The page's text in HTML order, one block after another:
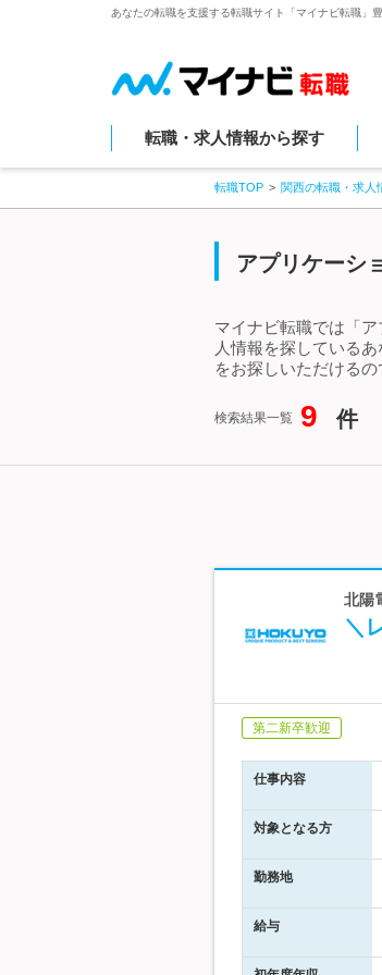
あなたの転職を支援する転職サイト「マイナビ転職」
転職・求人情報から探す
転職TOP 関西の転職・求人
アプリケーシ
マイナビ転職では「
人情報を探している
をお探しいただける
検索結果一覧 9 件
北陽
＼
第二新卒歓迎
仕事内容
対象となる方
勤務地
給与